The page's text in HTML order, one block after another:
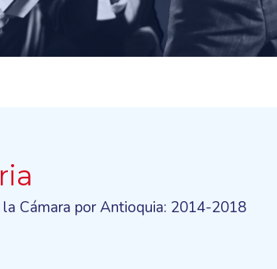
Cámara por Antioquia: 2014-2018